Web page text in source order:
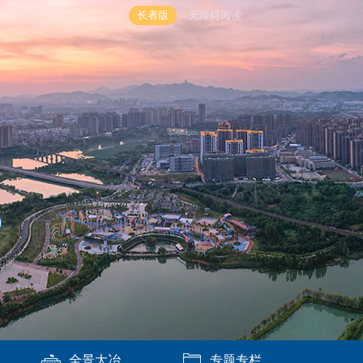
长者版 无障碍阅读
全景大冶 专题专栏